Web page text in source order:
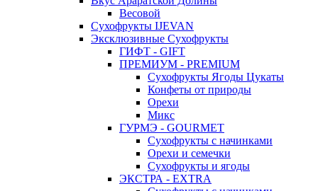
Весовой
Сухофрукты IJEVAN
Эксклюзивные Сухофрукты
ГИФТ - GIFT
ПРЕМИУМ - PREMIUM
Сухофрукты Ягоды Цукаты
Конфеты от природы
Орехи
Микс
ГУРМЭ - GOURMET
Сухофрукты с начинками
Орехи и семечки
Сухофрукты и ягоды
ЭКСТРА - EXTRA